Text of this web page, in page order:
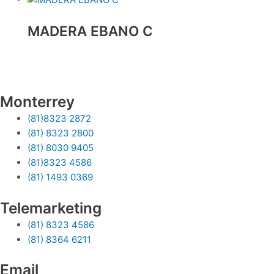
MADERA EBANO C
Monterrey
(81)8323 2872
(81) 8323 2800
(81) 8030 9405
(81)8323 4586
(81) 1493 0369
Telemarketing
(81) 8323 4586
(81) 8364 6211
Email